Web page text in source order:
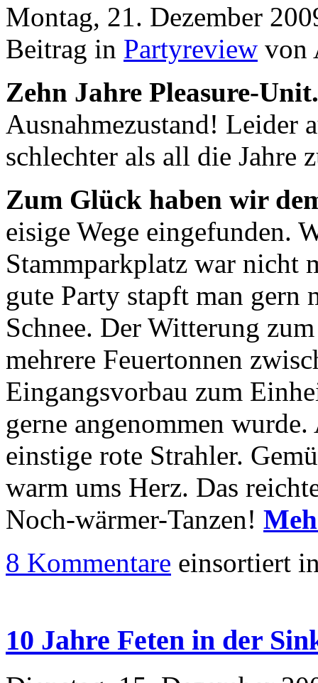
Montag, 21. Dezember
Beitrag in Partyreview von
Zehn Jahre Pleasure-
Ausnahmezustand! Leider
schlechter als all die Jahre
Zum Glück haben wir
eisige Wege eingefunden.
Stammparkplatz war nicht
gute Party stapft man gern
Schnee. Der Witterung
mehrere Feuertonnen
Eingangsvorbau zum
gerne angenommen
einstige rote Strahler.
warm ums Herz. Das
Noch-wärmer-Tanzen!
8 Kommentare einsortiert
10 Jahre Feten in der